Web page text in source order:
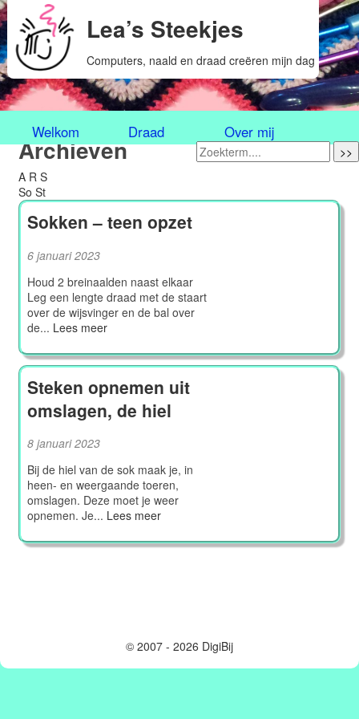
Lea’s Steekjes
Computers, naald en draad creëren mijn dag
Welkom Draad Over mij
>>
Archieven
A R S
So St
Sokken – teen opzet
6 januari 2023
Houd 2 breinaalden naast elkaar
Leg een lengte draad met de staart
over de wijsvinger en de bal over
de... Lees meer
Steken opnemen uit
omslagen, de hiel
8 januari 2023
Bij de hiel van de sok maak je, in
heen- en weergaande toeren,
omslagen. Deze moet je weer
opnemen. Je... Lees meer
© 2007 - 2026 DigiBij